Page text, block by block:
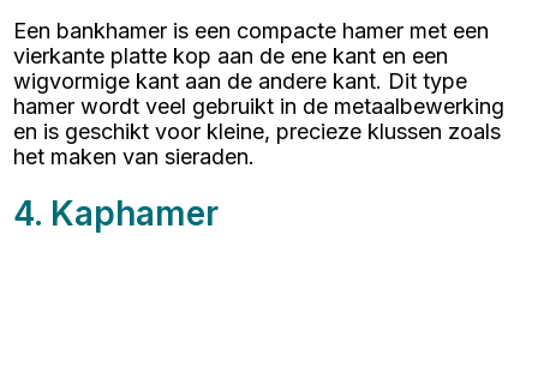
Een bankhamer is een compacte hamer met een
vierkante platte kop aan de ene kant en een
wigvormige kant aan de andere kant. Dit type
hamer wordt veel gebruikt in de metaalbewerking
en is geschikt voor kleine, precieze klussen zoals
het maken van sieraden.
4. Kaphamer